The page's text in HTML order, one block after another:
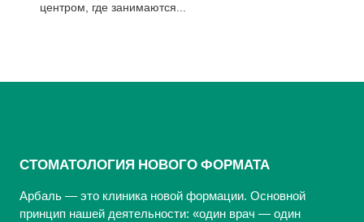
центром, где занимаются...
СТОМАТОЛОГИЯ НОВОГО ФОРМАТА
Арбаль — это клиника новой формации. Основной
принцип нашей деятельности: «один врач — один